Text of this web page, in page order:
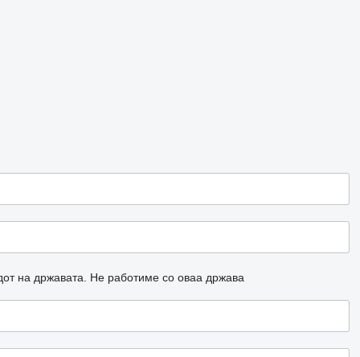
на државата. Не работиме со оваа држава